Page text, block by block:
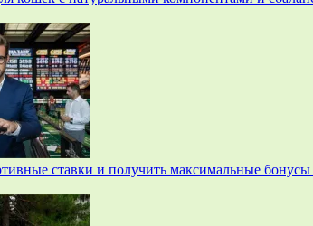
ставки и получить максимальные бонусы